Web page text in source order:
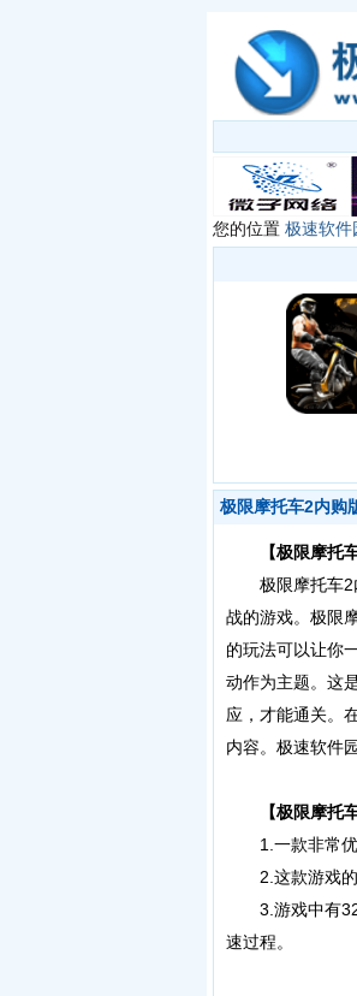
您的位置 极速软件
极限摩托车2内购
【极限摩托车
极限摩托车2内
战的游戏。极限
的玩法可以让你
动作为主题。这
应，才能通关。
内容。极速软件
【极限摩托车
1.一款非常优
2.这款游戏的
3.游戏中有32
速过程。